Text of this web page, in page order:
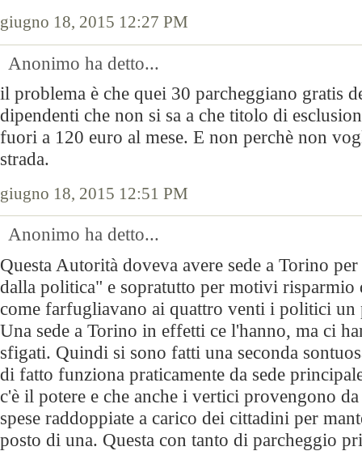
giugno 18, 2015 12:27 PM
Anonimo ha detto...
il problema è che quei 30 parcheggiano gratis
dipendenti che non si sa a che titolo di
fuori a 120 euro al mese. E non perchè non
strada.
giugno 18, 2015 12:51 PM
Anonimo ha detto...
Questa Autorità doveva avere sede a Torino
dalla politica" e sopratutto per motivi risparmio
come farfugliavano ai quattro venti i politici un
Una sede a Torino in effetti ce l'hanno, ma ci
sfigati. Quindi si sono fatti una seconda
di fatto funziona praticamente da sede
c'è il potere e che anche i vertici provengono
spese raddoppiate a carico dei cittadini per
posto di una. Questa con tanto di parcheggio